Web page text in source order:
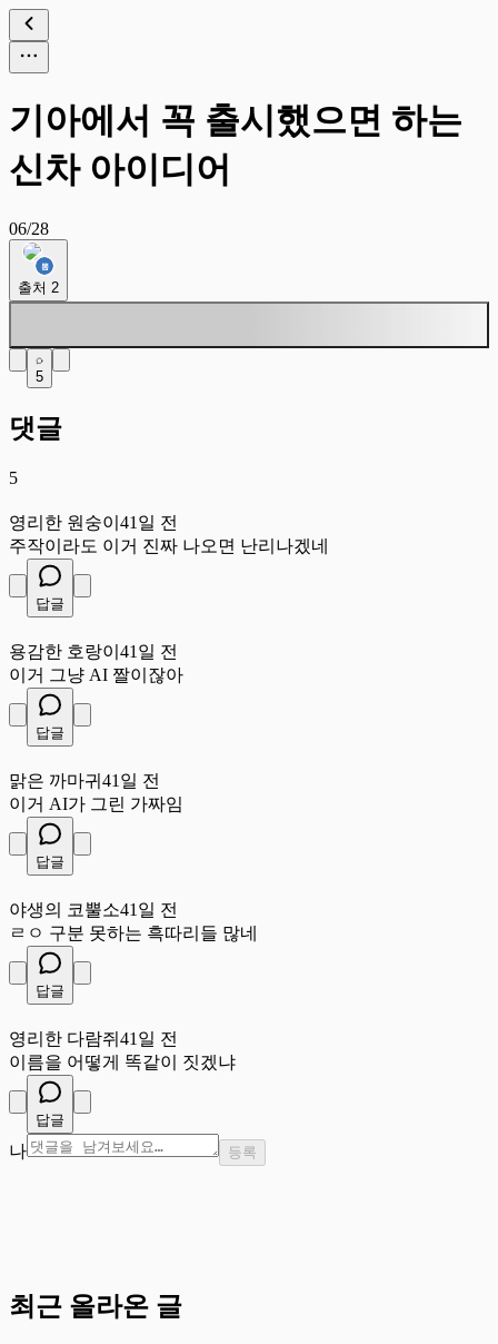
기아에서 꼭 출시했으면 하는
신차 아이디어
06/28
출처 2
5
댓글
5
영리한 원숭이 41일 전
주작이라도 이거 진짜 나오면 난리나겠네
답글
용감한 호랑이 41일 전
이거 그냥 AI 짤이잖아
답글
맑은 까마귀 41일 전
이거 AI가 그린 가짜임
답글
야생의 코뿔소41일 전
ㄹㅇ 구분 못하는 흑따리들 많네
답글
영리한 다람쥐 41일 전
이름을 어떻게 똑같이 짓겠냐
답글
나 등록
최근 올라온 글